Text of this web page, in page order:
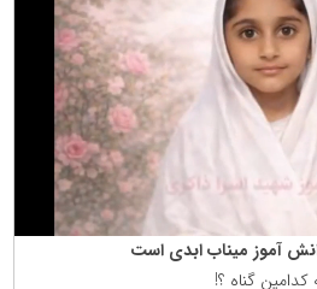
آموز میناب ابدی است
كدامین گناه ؟!